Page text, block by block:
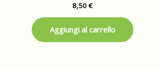
8,50€
Aggiungi al carrello